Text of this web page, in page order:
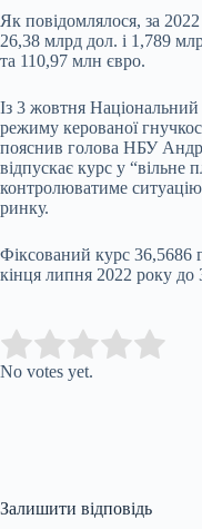
Як повідомлялося, за
26,38 млрд дол. і 1,789
та 110,97 млн євро.
Із 3 жовтня
режиму керованої
пояснив голова НБУ
відпускає курс у “вільне
контролюватиме
ринку.
Фіксований курс 36,5686
кінця липня 2022 року до
Rate this item:
No votes yet.
Залишити відповідь